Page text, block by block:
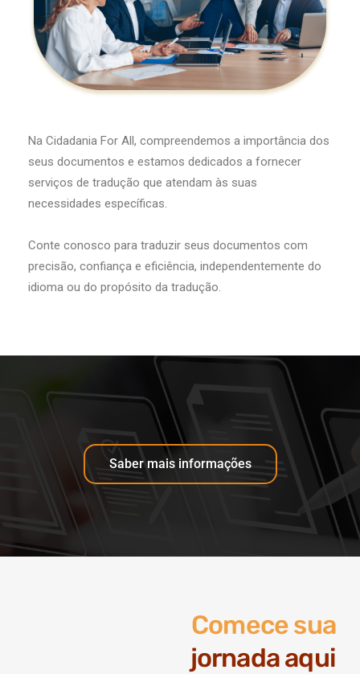
Na Cidadania For All, compreendemos a importância dos
seus documentos e estamos dedicados a fornecer
serviços de tradução que atendam às suas
necessidades específicas.
Conte conosco para traduzir seus documentos com
precisão, confiança e eficiência, independentemente do
idioma ou do propósito da tradução.
Saber mais informações
Comece sua
jornada aqui